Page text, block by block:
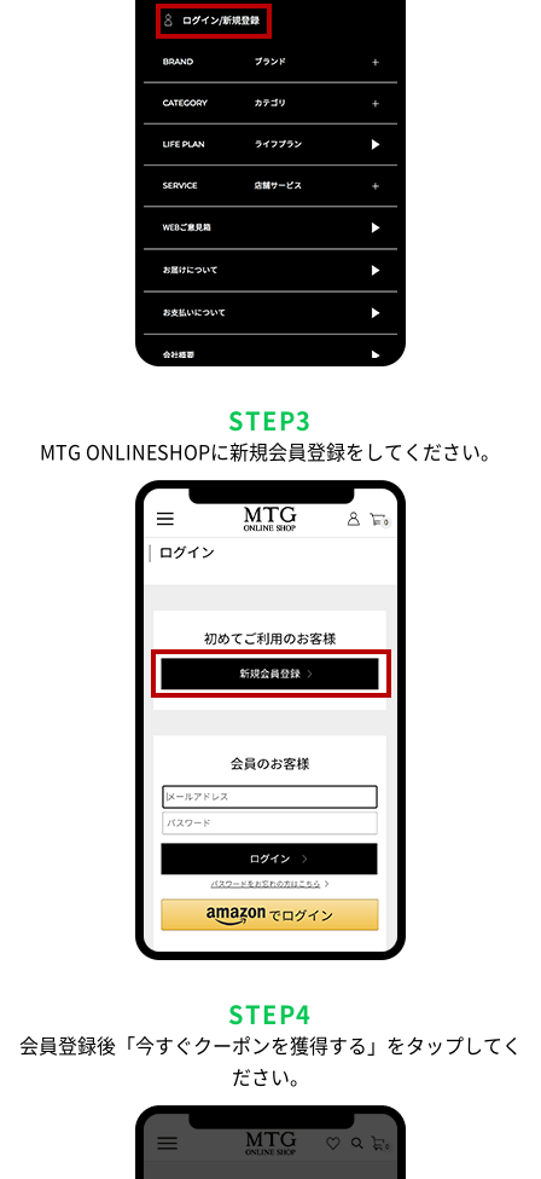
STEP3
MTG ONLINESHOPに新規会員登録をしてください。
STEP4
会員登録後「今すぐクーポンを獲得する」をタップしてく
ださい。